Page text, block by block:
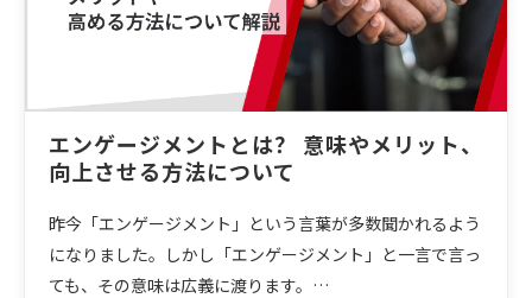
エンゲージメントとは？ 意味やメリット、
向上させる方法について
昨今「エンゲージメント」という言葉が多数聞かれるよう
になりました。しかし「エンゲージメント」と一言で言っ
ても、その意味は広義に渡ります。…